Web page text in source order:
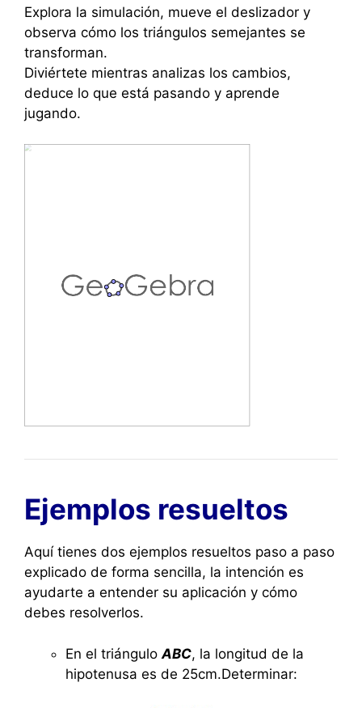
Explora la simulación, mueve el deslizador y
observa cómo los triángulos semejantes se
transforman.
Diviértete mientras analizas los cambios,
deduce lo que está pasando y aprende
jugando.
Ejemplos resueltos
Aquí tienes dos ejemplos resueltos paso a paso
explicado de forma sencilla, la intención es
ayudarte a entender su aplicación y cómo
debes resolverlos.
En el triángulo ABC, la longitud de la
hipotenusa es de 25cm.Determinar: